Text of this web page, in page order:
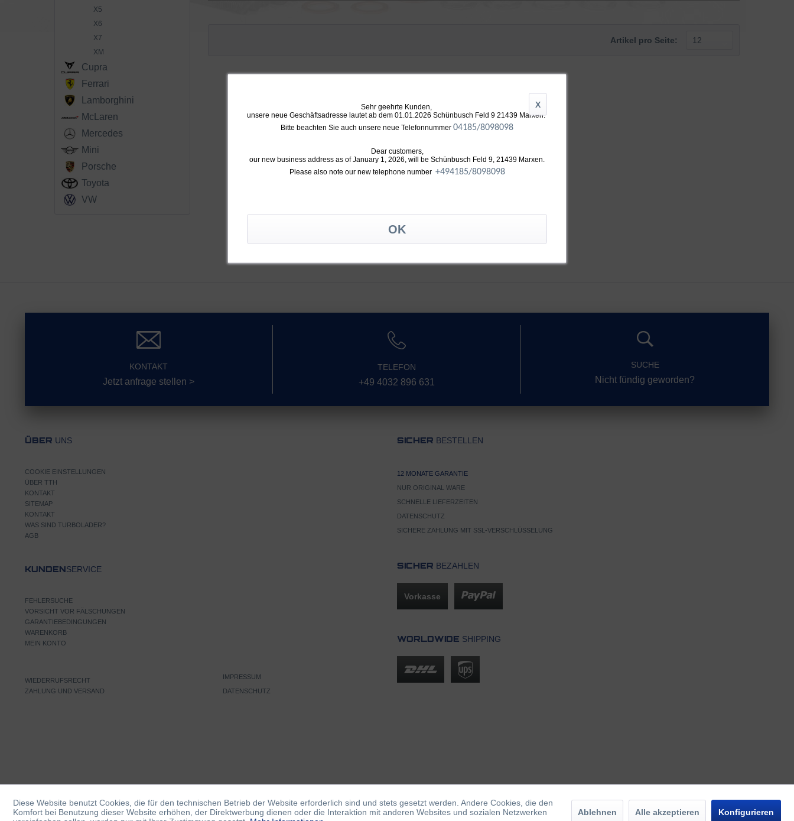
X5
X6
X7
XM
Cupra
Ferrari
Lamborghini
McLaren
Mercedes
Mini
Porsche
Toyota
VW
Artikel pro Seite:
X
Sehr geehrte Kunden,
unsere neue Geschäftsadresse lautet ab dem 01.01.2026 Schünbusch Feld 9 21439 Marxen.
Bitte beachten Sie auch unsere neue Telefonnummer 04185/8098098
Dear customers,
our new business address as of January 1, 2026, will be Schünbusch Feld 9, 21439 Marxen.
Please also note our new telephone number +494185/8098098
KONTAKT
Jetzt anfrage stellen >
TELEFON
+49 4032 896 631
SUCHE
Nicht fündig geworden?
ÜBER UNS
COOKIE EINSTELLUNGEN
ÜBER TTH
KONTAKT
SITEMAP
KONTAKT
WAS SIND TURBOLADER?
AGB
KUNDENSERVICE
FEHLERSUCHE
VORSICHT VOR FÄLSCHUNGEN
GARANTIEBEDINGUNGEN
WARENKORB
MEIN KONTO
WIEDERRUFSRECHT
ZAHLUNG UND VERSAND
IMPRESSUM
DATENSCHUTZ
SICHER BESTELLEN
12 MONATE GARANTIE
NUR ORIGINAL WARE
SCHNELLE LIEFERZEITEN
DATENSCHUTZ
SICHERE ZAHLUNG MIT SSL-VERSCHLÜSSELUNG
SICHER BEZAHLEN
Vorkasse
WORLDWIDE SHIPPING
Diese Website benutzt Cookies, die für den technischen Betrieb der Website erforderlich sind und stets gesetzt werden. Andere Cookies, die den
Komfort bei Benutzung dieser Website erhöhen, der Direktwerbung dienen oder die Interaktion mit anderen Websites und sozialen Netzwerken
Ablehnen Alle akzeptieren Konfigurieren